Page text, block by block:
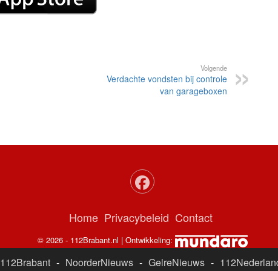
Volgende
Verdachte vondsten bij controle
van garageboxen
Home Privacybeleid Contact
© 2026 - 112Brabant.nl | Ontwikkeling:
112Brabant - NoorderNieuws - GelreNieuws -